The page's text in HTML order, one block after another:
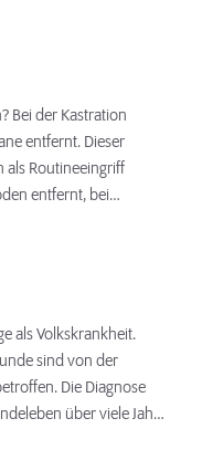
Bei der Kastration
entfernt. Dieser
als Routineeingriff
entfernt, bei
auch die
über alle Vor- und
als Volkskrankheit.
sind von der
Die Diagnose
über viele Jahre
die intensive